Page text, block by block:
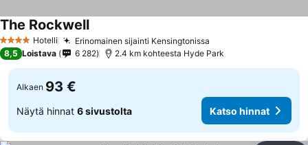
4 Tähtiluokitus
Hotelli Erinomainen sijainti Kensingtonissa
The RockwellKatso hinnat
8,5 Loistava 6 282 2.4 km kohteesta Hyde Park
Alkaen 93 €
Näytä hinnat 6 sivustolta Katso hinnat